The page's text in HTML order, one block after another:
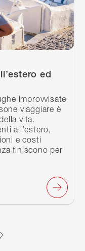
ed
improvvisate
viaggiare è
vita.
all’estero,
e costi
finiscono per